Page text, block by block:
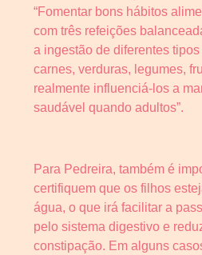
“Fomentar bons hábitos
com três refeições
a ingestão de diferentes
carnes, verduras, legumes,
realmente influenciá-los a
saudável quando adultos”.
Para Pedreira, também é
certifiquem que os filhos
água, o que irá facilitar a
pelo sistema digestivo e
constipação. Em alguns